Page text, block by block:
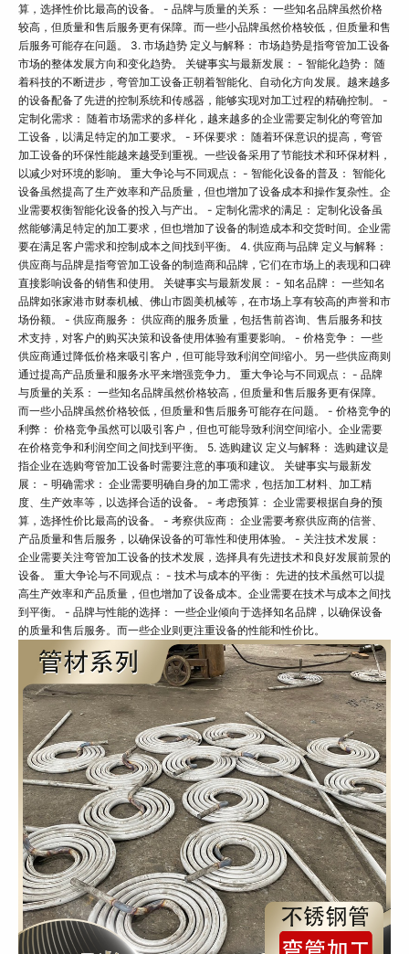
算，选择性价比最高的设备。 - 品牌与质量的关系： 一些知名品牌虽然价格
较高，但质量和售后服务更有保障。而一些小品牌虽然价格较低，但质量和售
后服务可能存在问题。 3. 市场趋势 定义与解释： 市场趋势是指弯管加工设备
市场的整体发展方向和变化趋势。 关键事实与最新发展： - 智能化趋势： 随
着科技的不断进步，弯管加工设备正朝着智能化、自动化方向发展。越来越多
的设备配备了先进的控制系统和传感器，能够实现对加工过程的精确控制。 -
定制化需求： 随着市场需求的多样化，越来越多的企业需要定制化的弯管加
工设备，以满足特定的加工要求。 - 环保要求： 随着环保意识的提高，弯管
加工设备的环保性能越来越受到重视。一些设备采用了节能技术和环保材料，
以减少对环境的影响。 重大争论与不同观点： - 智能化设备的普及： 智能化
设备虽然提高了生产效率和产品质量，但也增加了设备成本和操作复杂性。企
业需要权衡智能化设备的投入与产出。 - 定制化需求的满足： 定制化设备虽
然能够满足特定的加工要求，但也增加了设备的制造成本和交货时间。企业需
要在满足客户需求和控制成本之间找到平衡。 4. 供应商与品牌 定义与解释：
供应商与品牌是指弯管加工设备的制造商和品牌，它们在市场上的表现和口碑
直接影响设备的销售和使用。 关键事实与最新发展： - 知名品牌： 一些知名
品牌如张家港市财泰机械、佛山市圆美机械等，在市场上享有较高的声誉和市
场份额。 - 供应商服务： 供应商的服务质量，包括售前咨询、售后服务和技
术支持，对客户的购买决策和设备使用体验有重要影响。 - 价格竞争： 一些
供应商通过降低价格来吸引客户，但可能导致利润空间缩小。另一些供应商则
通过提高产品质量和服务水平来增强竞争力。 重大争论与不同观点： - 品牌
与质量的关系： 一些知名品牌虽然价格较高，但质量和售后服务更有保障。
而一些小品牌虽然价格较低，但质量和售后服务可能存在问题。 - 价格竞争的
利弊： 价格竞争虽然可以吸引客户，但也可能导致利润空间缩小。企业需要
在价格竞争和利润空间之间找到平衡。 5. 选购建议 定义与解释： 选购建议是
指企业在选购弯管加工设备时需要注意的事项和建议。 关键事实与最新发
展： - 明确需求： 企业需要明确自身的加工需求，包括加工材料、加工精
度、生产效率等，以选择合适的设备。 - 考虑预算： 企业需要根据自身的预
算，选择性价比最高的设备。 - 考察供应商： 企业需要考察供应商的信誉、
产品质量和售后服务，以确保设备的可靠性和使用体验。 - 关注技术发展：
企业需要关注弯管加工设备的技术发展，选择具有先进技术和良好发展前景的
设备。 重大争论与不同观点： - 技术与成本的平衡： 先进的技术虽然可以提
高生产效率和产品质量，但也增加了设备成本。企业需要在技术与成本之间找
到平衡。 - 品牌与性能的选择： 一些企业倾向于选择知名品牌，以确保设备
的质量和售后服务。而一些企业则更注重设备的性能和性价比。